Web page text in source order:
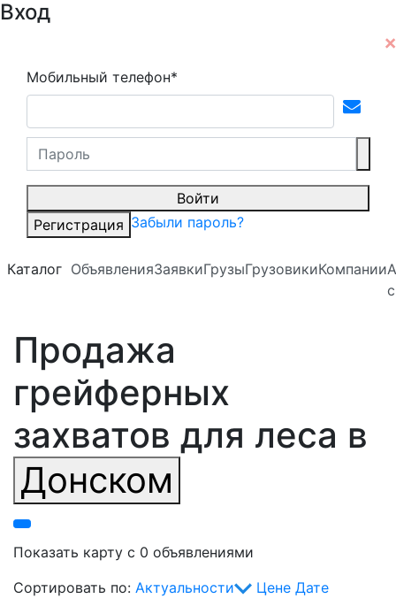
Вход
Мобильный телефон*
Войти
Регистрация Забыли пароль?
Каталог ОбъявленияЗаявкиГрузыГрузовикиКомпании
Продажа
грейферных
захватов для леса в
Донском
Показать карту с 0 объявлениями
Сортировать по: Актуальности Цене Дате